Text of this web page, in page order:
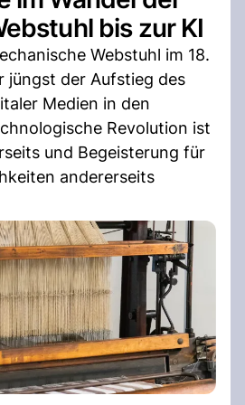
bis zur KI
Webstuhl im 18.
jüngst der Aufstieg des
Medien in den
Revolution ist
und Begeisterung für
andererseits